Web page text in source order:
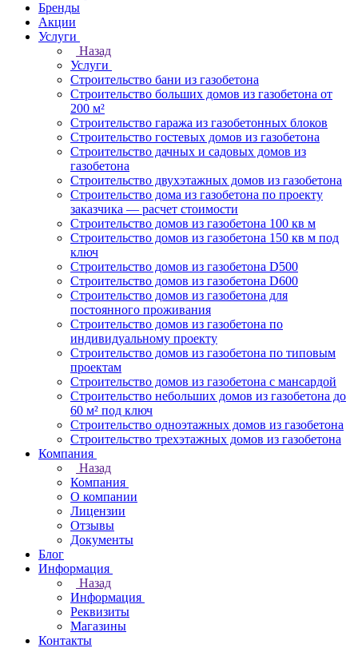
Бренды
Акции
Услуги
Назад
Услуги
Строительство бани из газобетона
Строительство больших домов из газобетона от
200 м²
Строительство гаража из газобетонных блоков
Строительство гостевых домов из газобетона
Строительство дачных и садовых домов из
газобетона
Строительство двухэтажных домов из газобетона
Строительство дома из газобетона по проекту
заказчика — расчет стоимости
Строительство домов из газобетона 100 кв м
Строительство домов из газобетона 150 кв м под
ключ
Строительство домов из газобетона D500
Строительство домов из газобетона D600
Строительство домов из газобетона для
постоянного проживания
Строительство домов из газобетона по
индивидуальному проекту
Строительство домов из газобетона по типовым
проектам
Строительство домов из газобетона с мансардой
Строительство небольших домов из газобетона до
60 м² под ключ
Строительство одноэтажных домов из газобетона
Строительство трехэтажных домов из газобетона
Компания
Назад
Компания
О компании
Лицензии
Отзывы
Документы
Блог
Информация
Назад
Информация
Реквизиты
Магазины
Контакты